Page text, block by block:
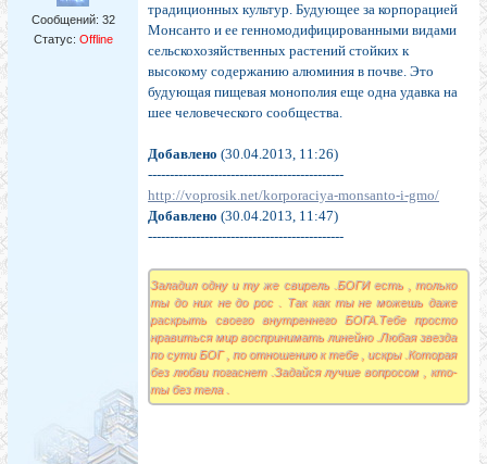
Сообщений: 32
Статус: Offline
традиционных культур. Будующее за корпорацией
Монсанто и ее генномодифицированными видами
сельскохозяйственных растений стойких к
высокому содержанию алюминия в почве. Это
будующая пищевая монополия еще одна удавка на
шее человеческого сообщества.
Добавлено (30.04.2013, 11:26)
---------------------------------------------
http://voprosik.net/korporaciya-monsanto-i-gmo/
Добавлено (30.04.2013, 11:47)
---------------------------------------------
Заладил одну и ту же свирель .БОГИ есть , только
ты до них не до рос . Так как ты не можешь даже
раскрыть своего внутреннего БОГА.Тебе просто
нравиться мир воспринимать линейно .Любая звезда
по сути БОГ , по отношению к тебе , искры .Которая
без любви погаснет .Задайся лучше вопросом , кто-
ты без тела .